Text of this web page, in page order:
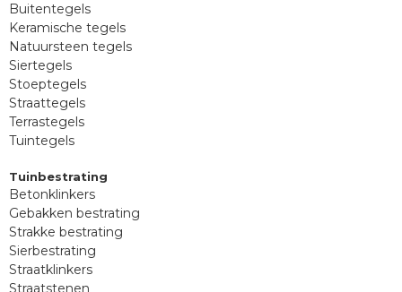
Buitentegels
Keramische tegels
Natuursteen tegels
Siertegels
Stoeptegels
Straattegels
Terrastegels
Tuintegels
Tuinbestrating
Betonklinkers
Gebakken bestrating
Strakke bestrating
Sierbestrating
Straatklinkers